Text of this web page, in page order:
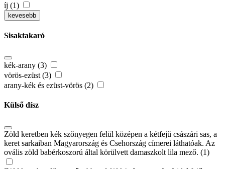
íj (1)
kevesebb
Sisaktakaró
kék-arany (3)
vörös-ezüst (3)
arany-kék és ezüst-vörös (2)
Külső dísz
Zöld keretben kék szőnyegen felül középen a kétfejű császári sas, a
keret sarkaiban Magyarország és Csehország címerei láthatóak. Az
ovális zöld babérkoszorú által körülvett damaszkolt lila mező. (1)